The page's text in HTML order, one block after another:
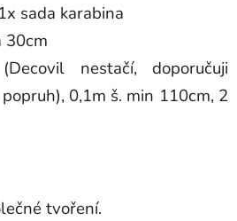
sada karabina
30cm
nestačí, doporučuji
0,1m š. min 110cm, 2
tvoření.